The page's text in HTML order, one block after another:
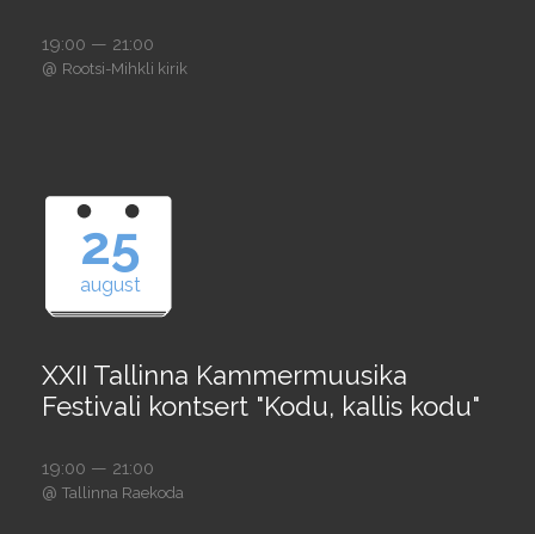
19:00 — 21:00
@ Rootsi-Mihkli kirik
25
august
XXII Tallinna Kammermuusika
Festivali kontsert "Kodu, kallis kodu"
19:00 — 21:00
@ Tallinna Raekoda